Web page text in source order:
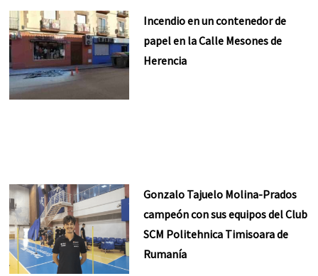
Incendio en un contenedor de
papel en la Calle Mesones de
Herencia
Gonzalo Tajuelo Molina-Prados
campeón con sus equipos del Club
SCM Politehnica Timisoara de
Rumanía